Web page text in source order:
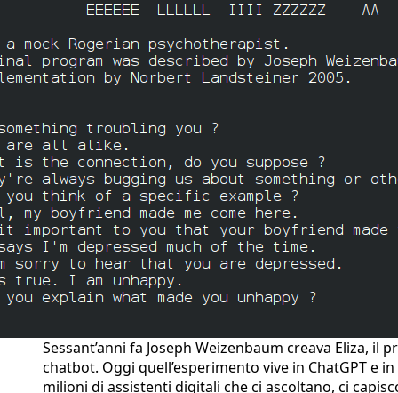
Sessant’anni fa Joseph Weizenbaum creava Eliza, il
chatbot. Oggi quell’esperimento vive in ChatGPT e in
milioni di assistenti digitali che ci ascoltano, ci